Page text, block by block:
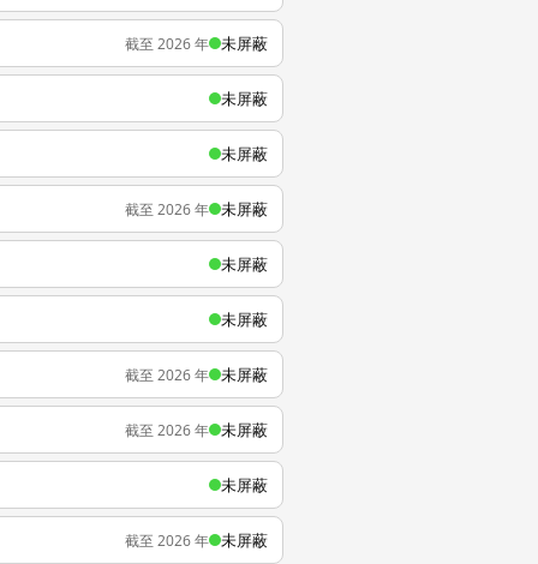
截至 2026 年 未屏蔽
未屏蔽
未屏蔽
截至 2026 年 未屏蔽
未屏蔽
未屏蔽
截至 2026 年 未屏蔽
截至 2026 年 未屏蔽
未屏蔽
截至 2026 年 未屏蔽